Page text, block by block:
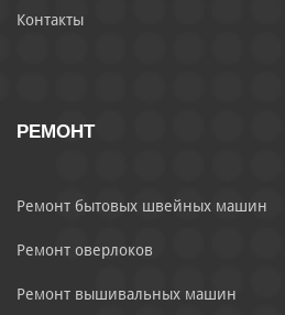
Контакты
РЕМОНТ
Ремонт бытовых швейных машин
Ремонт оверлоков
Ремонт вышивальных машин